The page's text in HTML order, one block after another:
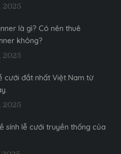
2025
là gì? Có nên thuê
không?
2025
cưới đắt nhất Việt Nam từ
2025
sính lễ cưới truyền thống của